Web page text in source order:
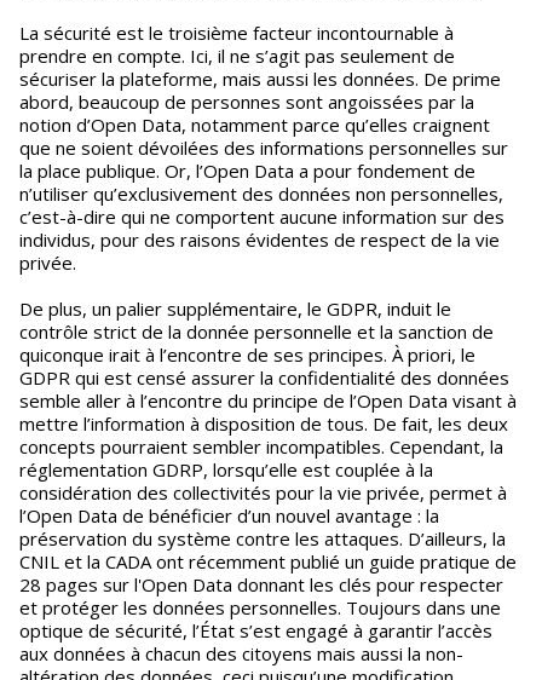
La sécurité est le troisième facteur incontournable à
prendre en compte. Ici, il ne s’agit pas seulement de
sécuriser la plateforme, mais aussi les données. De prime
abord, beaucoup de personnes sont angoissées par la
notion d’Open Data, notamment parce qu’elles craignent
que ne soient dévoilées des informations personnelles sur
la place publique. Or, l’Open Data a pour fondement de
n’utiliser qu’exclusivement des données non personnelles,
c’est-à-dire qui ne comportent aucune information sur des
individus, pour des raisons évidentes de respect de la vie
privée.
De plus, un palier supplémentaire, le GDPR, induit le
contrôle strict de la donnée personnelle et la sanction de
quiconque irait à l’encontre de ses principes. À priori, le
GDPR qui est censé assurer la confidentialité des données
semble aller à l’encontre du principe de l’Open Data visant à
mettre l’information à disposition de tous. De fait, les deux
concepts pourraient sembler incompatibles. Cependant, la
réglementation GDRP, lorsqu’elle est couplée à la
considération des collectivités pour la vie privée, permet à
l’Open Data de bénéficier d’un nouvel avantage : la
préservation du système contre les attaques. D’ailleurs, la
CNIL et la CADA ont récemment publié un guide pratique de
28 pages sur l'Open Data donnant les clés pour respecter
et protéger les données personnelles. Toujours dans une
optique de sécurité, l’État s’est engagé à garantir l’accès
aux données à chacun des citoyens mais aussi la non-